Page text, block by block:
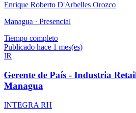
Enrique Roberto D'Arbelles Orozco
Managua · Presencial
Tiempo completo
Publicado hace 1 mes(es)
IR
Gerente de País - Industria
Managua
INTEGRA RH